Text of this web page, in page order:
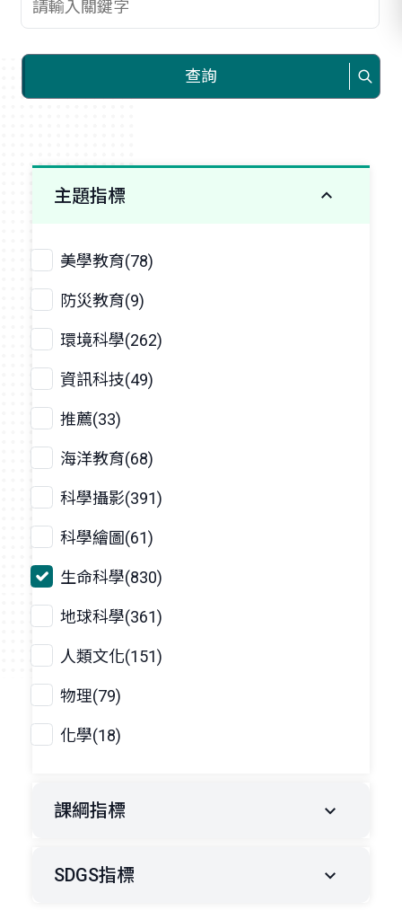
查詢
主題指標
美學教育(78)
防災教育(9)
環境科學(262)
資訊科技(49)
推薦(33)
海洋教育(68)
科學攝影(391)
科學繪圖(61)
生命科學(830)
地球科學(361)
人類文化(151)
物理(79)
化學(18)
課綱指標
SDGS指標